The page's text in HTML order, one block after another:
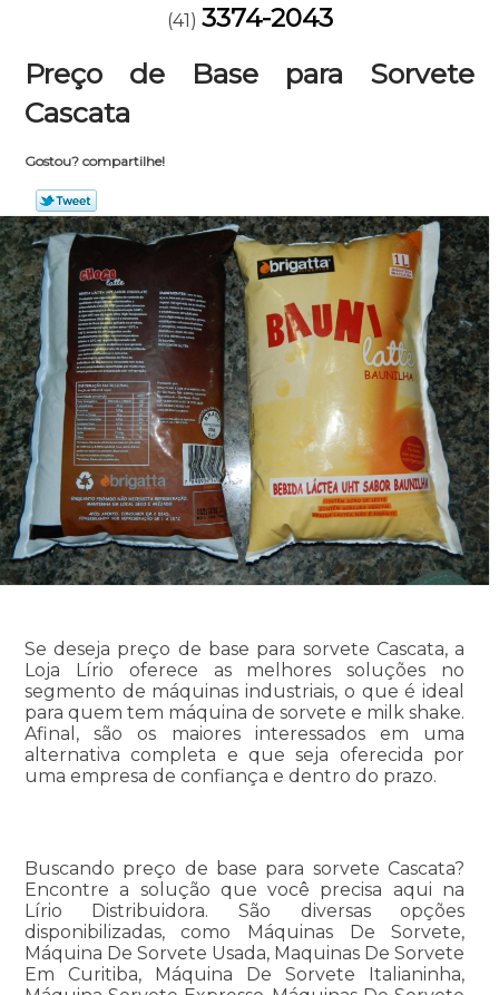
(41) 3374-2043
Preço de Base para Sorvete
Cascata
Gostou? compartilhe!
Se deseja preço de base para sorvete Cascata, a
Loja Lírio oferece as melhores soluções no
segmento de máquinas industriais, o que é ideal
para quem tem máquina de sorvete e milk shake.
Afinal, são os maiores interessados em uma
alternativa completa e que seja oferecida por
uma empresa de confiança e dentro do prazo.
Buscando preço de base para sorvete Cascata?
Encontre a solução que você precisa aqui na
Lírio Distribuidora. São diversas opções
disponibilizadas, como Máquinas De Sorvete,
Máquina De Sorvete Usada, Maquinas De Sorvete
Em Curitiba, Máquina De Sorvete Italianinha,